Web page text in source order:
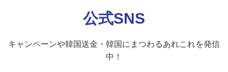
公式SNS
キャンペーンや韓国送金・韓国にまつわるあれこれを発信
中！